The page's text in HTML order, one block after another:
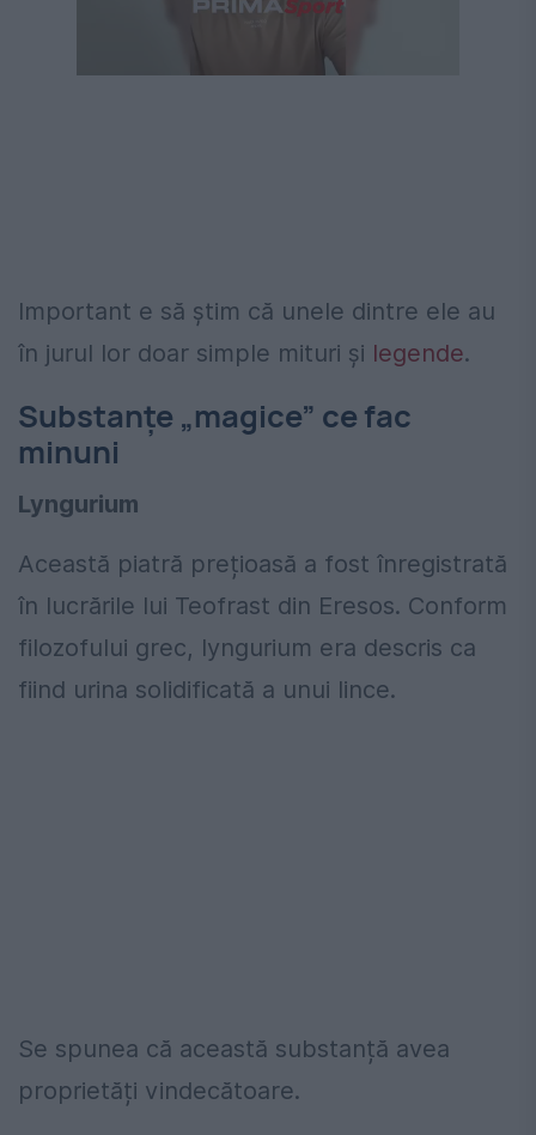
Important e să știm că unele dintre ele au
în jurul lor doar simple mituri și legende.
Substanțe „magice” ce fac
minuni
Lyngurium
Această piatră prețioasă a fost înregistrată
în lucrările lui Teofrast din Eresos. Conform
filozofului grec, lyngurium era descris ca
fiind urina solidificată a unui lince.
Se spunea că această substanță avea
proprietăți vindecătoare.